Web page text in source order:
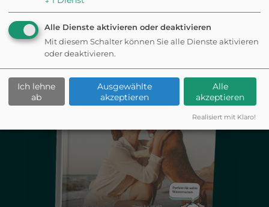
Alle Dienste aktivieren oder deaktivieren
Mit diesem Schalter können Sie alle Dienste aktivieren
oder deaktivieren.
Ich lehne
ab
Ausgewählte
akzeptieren
Alle
akzeptieren
Realisiert mit Klaro!